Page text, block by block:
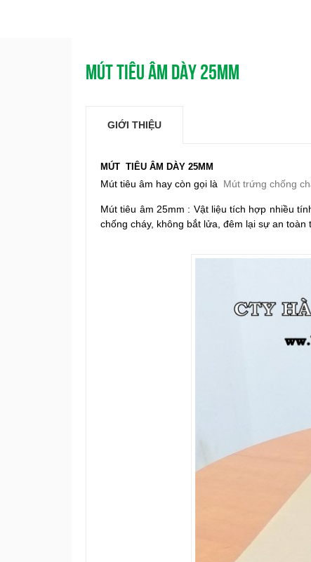
MÚT TIÊU ÂM DÀY 25MM
GIỚI THIỆU
MÚT TIÊU ÂM DÀY 25MM
Mút tiêu âm hay còn gọi là Mút trứng chống
Mút tiêu âm 25mm : Vật liệu tích hợp nhiều
chống cháy, không bắt lửa, đêm lại sự an toàn